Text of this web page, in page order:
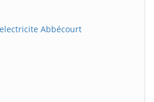
Abbécourt